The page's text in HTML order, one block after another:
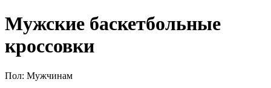
Мужские баскетбольные
кроссовки
Пол: Мужчинам